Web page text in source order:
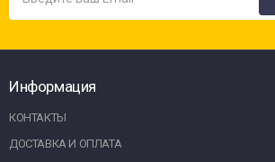
Информация
КОНТАКТЫ
ДОСТАВКА И ОПЛАТА